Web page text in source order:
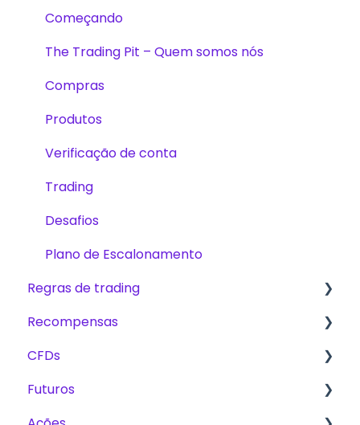
Começando
The Trading Pit – Quem somos nós
Compras
Produtos
Verificação de conta
Trading
Desafios
Plano de Escalonamento
Regras de trading
Regras Básicas para CFD, Futuros e Ações
CFD
Futuros
Recompensas
Taxas
Métodos de recompensas
CFDs
Produtos
Futuros